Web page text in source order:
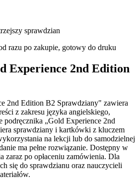
sprawdzian
razu po zakupie, gotowy do druku
Experience 2nd Edition
2nd Edition B2 Sprawdziany" zawiera
z zakresu języka angielskiego,
podręcznika „Gold Experience 2nd
sprawdziany i kartkówki z kluczem
na lekcji lub do samodzielnej
ma pełne rozwiązanie. Dostępny w
zaraz po opłaceniu zamówienia. Dla
się do sprawdzianu oraz nauczycieli